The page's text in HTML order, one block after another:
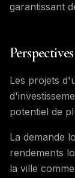
garantissant
Les projets
potentiel de
La demande
rendements
la ville